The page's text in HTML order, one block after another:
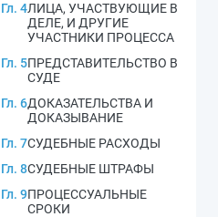
Гл. 4ЛИЦА, УЧАСТВУЮЩИЕ В
ДЕЛЕ, И ДРУГИЕ
УЧАСТНИКИ ПРОЦЕССА
Гл. 5ПРЕДСТАВИТЕЛЬСТВО В
СУДЕ
Гл. 6ДОКАЗАТЕЛЬСТВА И
ДОКАЗЫВАНИЕ
Гл. 7СУДЕБНЫЕ РАСХОДЫ
Гл. 8СУДЕБНЫЕ ШТРАФЫ
Гл. 9ПРОЦЕССУАЛЬНЫЕ
СРОКИ